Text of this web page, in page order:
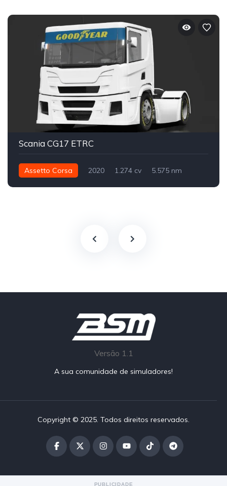
Scania CG17 ETRC
Assetto Corsa 2020 1.274 cv
5.575 nm
Versão 1.1
A sua comunidade de simuladores!
Copyright © 2025. Todos direitos reservados.
PUBLICIDADE